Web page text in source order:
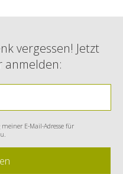
vergessen! Jetzt
anmelden:
E-Mail-Adresse für